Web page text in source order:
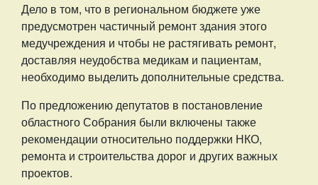
Дело в том, что в региональном бюджете уже
предусмотрен частичный ремонт здания этого
медучреждения и чтобы не растягивать ремонт,
доставляя неудобства медикам и пациентам,
необходимо выделить дополнительные средства.
По предложению депутатов в постановление
областного Собрания были включены также
рекомендации относительно поддержки НКО,
ремонта и строительства дорог и других важных
проектов.